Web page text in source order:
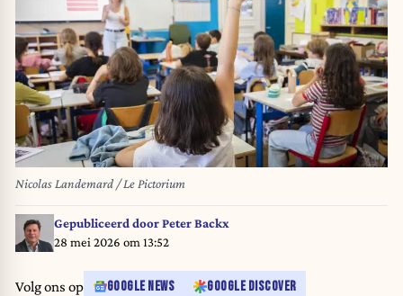
Nicolas Landemard / Le Pictorium
Gepubliceerd doorPeter Backx
28 mei 2026 om 13:52
Volg ons op GOOGLE NEWS GOOGLE DISCOVER